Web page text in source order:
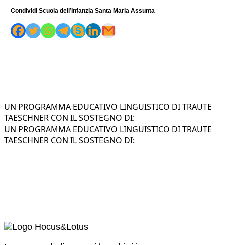
Condividi Scuola dell’Infanzia Santa Maria Assunta
UN PROGRAMMA EDUCATIVO LINGUISTICO DI TRAUTE
TAESCHNER CON IL SOSTEGNO DI:
UN PROGRAMMA EDUCATIVO LINGUISTICO DI TRAUTE
TAESCHNER CON IL SOSTEGNO DI: